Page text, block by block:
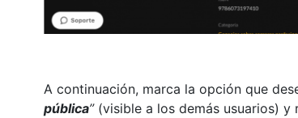
A continuación, marca la opción que
pública” (visible a los demás usuarios)